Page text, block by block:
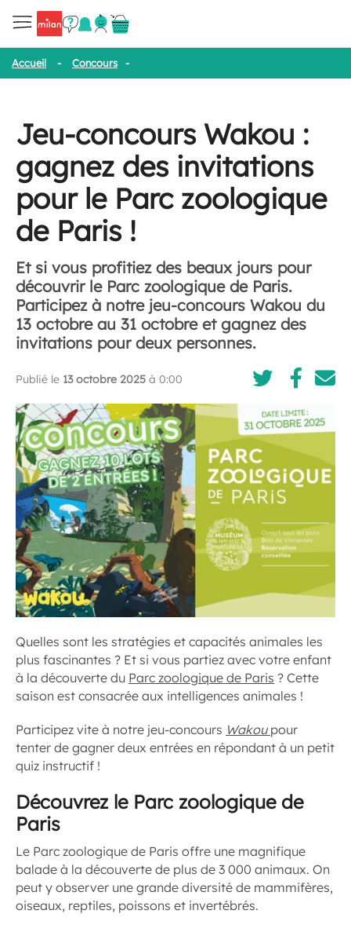
Accueil - Concours -
Jeu-concours Wakou :
gagnez des invitations
pour le Parc zoologique
de Paris !
Et si vous profitiez des beaux jours pour
découvrir le Parc zoologique de Paris.
Participez à notre jeu-concours Wakou du
13 octobre au 31 octobre et gagnez des
invitations pour deux personnes.
Publié le 13 octobre 2025 à 0:00
Quelles sont les stratégies et capacités animales les
plus fascinantes ? Et si vous partiez avec votre enfant
à la découverte du Parc zoologique de Paris ? Cette
saison est consacrée aux intelligences animales !
Participez vite à notre jeu-concours Wakou pour
tenter de gagner deux entrées en répondant à un petit
quiz instructif !
Découvrez le Parc zoologique de
Paris
Le Parc zoologique de Paris offre une magnifique
balade à la découverte de plus de 3 000 animaux. On
peut y observer une grande diversité de mammifères,
oiseaux, reptiles, poissons et invertébrés.